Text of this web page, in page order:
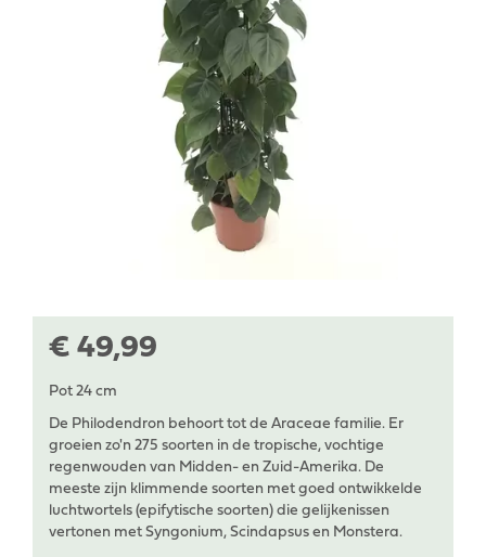
€ 49,99
Pot 24 cm
De Philodendron behoort tot de Araceae familie. Er
groeien zo'n 275 soorten in de tropische, vochtige
regenwouden van Midden- en Zuid-Amerika. De
meeste zijn klimmende soorten met goed ontwikkelde
luchtwortels (epifytische soorten) die gelijkenissen
vertonen met Syngonium, Scindapsus en Monstera.